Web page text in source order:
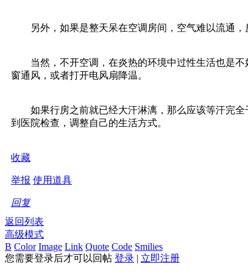
另外，如果是整天呆在空调房间，空气难以流通，
当然，不开空调，在炎热的环境中过性生活也是不
窗通风，或者打开电风扇降温。
如果行房之前就已经大汗淋漓，那么应该等汗完全
到医院检查，调整自己的生活方式。
收藏
举报 使用道具
回复
返回列表
高级模式
B Color Image Link Quote Code Smilies
您需要登录后才可以回帖 登录 | 立即注册